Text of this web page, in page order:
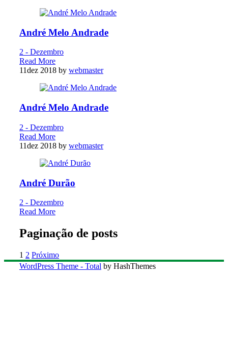
André Melo Andrade
2 - Dezembro
Read More
11dez 2018 by webmaster
André Melo Andrade
2 - Dezembro
Read More
11dez 2018 by webmaster
André Durão
2 - Dezembro
Read More
Paginação de posts
1 2 Próximo
WordPress Theme - Total by HashThemes